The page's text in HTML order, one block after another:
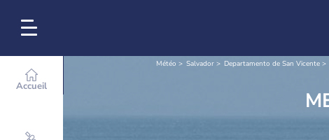
Accueil
Météo Salvador Departamento de San Vicente